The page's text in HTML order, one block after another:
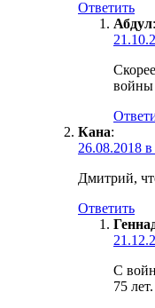
Ответить
Абдул:
войны
Кана:
26.08.2018
Дмитрий,
Ответить
С
75